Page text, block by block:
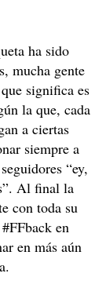
ha sido
mucha gente
significa es
la que, cada
a ciertas
siempre a
“ey,
Al final la
con toda su
en
en más aún